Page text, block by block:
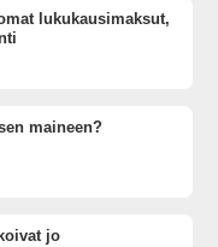
lukukausimaksut,
maineen?
jo